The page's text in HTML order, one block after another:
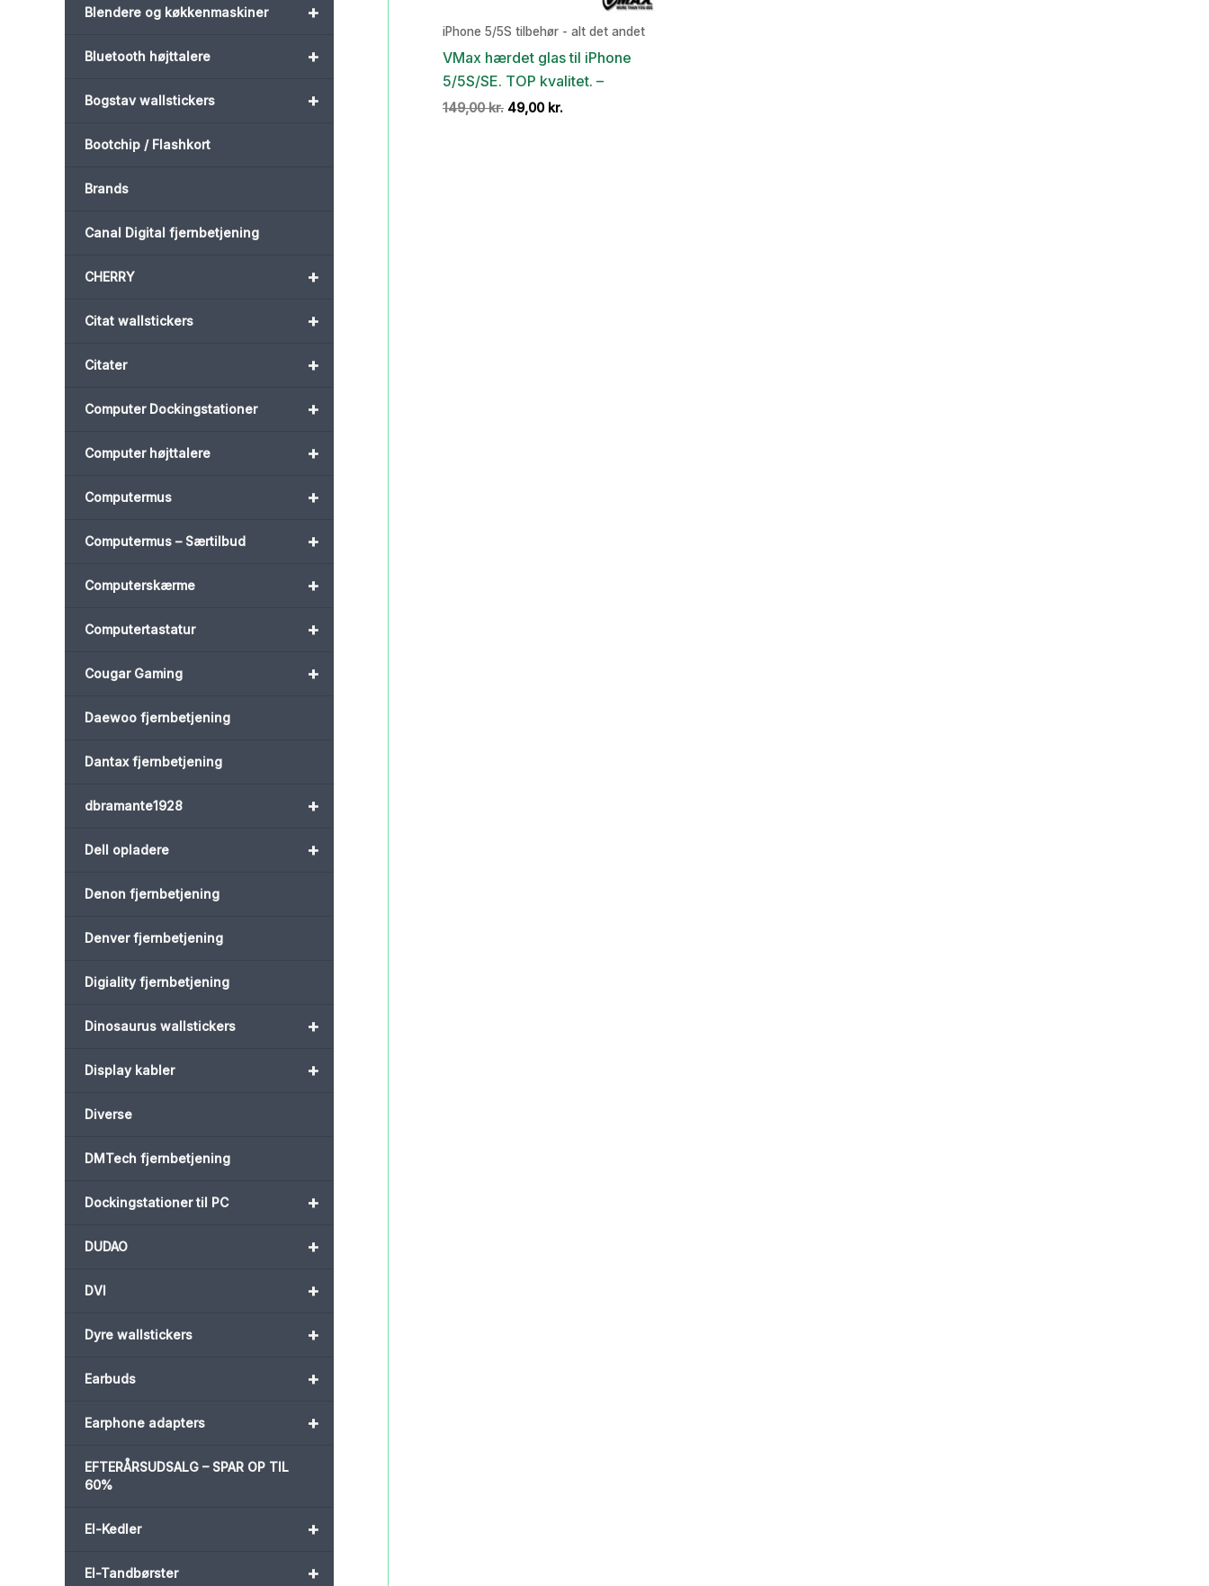
+
Blendere og køkkenmaskiner
+
Bluetooth højttalere
+
Bogstav wallstickers
Bootchip / Flashkort
Brands
Canal Digital fjernbetjening
+
CHERRY
+
Citat wallstickers
+
Citater
+
Computer Dockingstationer
+
Computer højttalere
+
Computermus
+
Computermus – Særtilbud
+
Computerskærme
+
Computertastatur
+
Cougar Gaming
Daewoo fjernbetjening
Dantax fjernbetjening
+
dbramante1928
+
Dell opladere
Denon fjernbetjening
Denver fjernbetjening
Digiality fjernbetjening
+
Dinosaurus wallstickers
+
Display kabler
Diverse
DMTech fjernbetjening
+
Dockingstationer til PC
+
DUDAO
+
DVI
+
Dyre wallstickers
+
Earbuds
+
Earphone adapters
EFTERÅRSUDSALG – SPAR OP TIL
60%
+
El-Kedler
+
El-Tandbørster
iPhone 5/5S tilbehør - alt det andet
VMax hærdet glas til iPhone
5/5S/SE. TOP kvalitet. –
149,00kr. Den
49,00 kr.